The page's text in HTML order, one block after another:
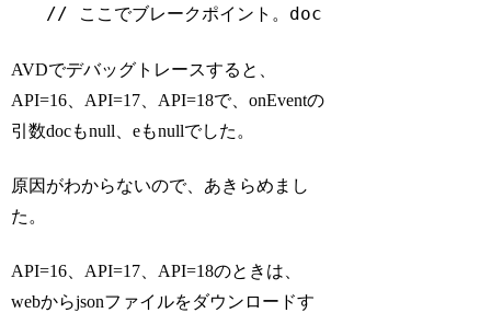
// ここでブレークポイント。doc も null、e も
AVDでデバッグトレースすると、
API=16、API=17、API=18で、onEventの
引数docもnull、eもnullでした。
原因がわからないので、あきらめまし
た。
API=16、API=17、API=18のときは、
webからjsonファイルをダウンロードす